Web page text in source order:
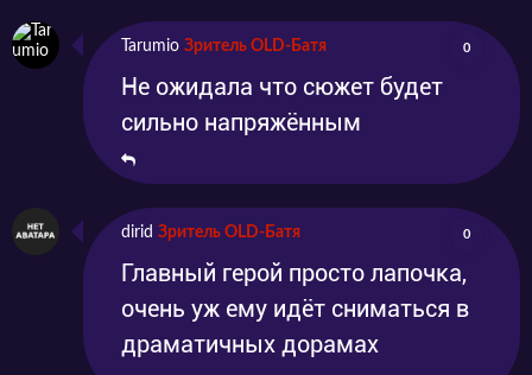
Tarumio Зритель OLD-Батя 0
Не ожидала что сюжет будет
сильно напряжённым
dirid Зритель OLD-Батя 0
Главный герой просто лапочка,
очень уж ему идёт сниматься в
драматичных дорамах